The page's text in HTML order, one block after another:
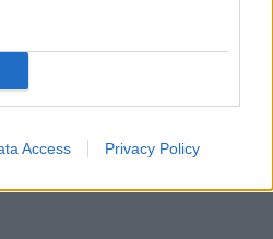
Access Privacy Policy
από το περιστατικό
δυνατόν περισσότερες
άνθρωποι που το
στον κτηνίατρο έχουν